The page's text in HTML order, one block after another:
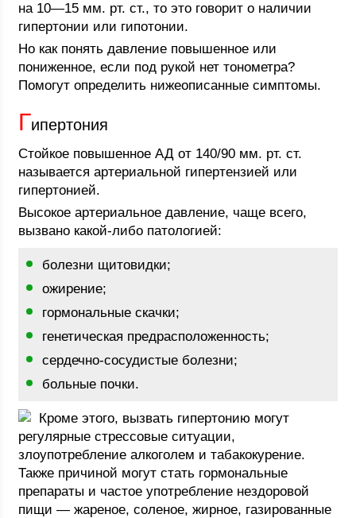
на 10—15 мм. рт. ст., то это говорит о наличии
гипертонии или гипотонии.
Но как понять давление повышенное или
пониженное, если под рукой нет тонометра?
Помогут определить нижеописанные симптомы.
Гипертония
Стойкое повышенное АД от 140/90 мм. рт. ст.
называется артериальной гипертензией или
гипертонией.
Высокое артериальное давление, чаще всего,
вызвано какой-либо патологией:
болезни щитовидки;
ожирение;
гормональные скачки;
генетическая предрасположенность;
сердечно-сосудистые болезни;
больные почки.
Кроме этого, вызвать гипертонию могут
регулярные стрессовые ситуации,
злоупотребление алкоголем и табакокурение.
Также причиной могут стать гормональные
препараты и частое употребление нездоровой
пищи — жареное, соленое, жирное, газированные